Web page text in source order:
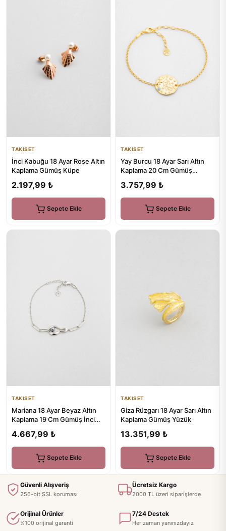
TAKISET
İnci Kabuğu 18 Ayar Rose Altın
Kaplama Gümüş Küpe
2.197,99 ₺
Sepete Ekle
TAKISET
Yay Burcu 18 Ayar Sarı Altın
Kaplama 20 Cm Gümüş
3.757,99 ₺
Sepete Ekle
TAKISET
Mariana 18 Ayar Beyaz Altın
Kaplama 19 Cm Gümüş İnci
4.667,99 ₺
Sepete Ekle
TAKISET
Giza Rüzgarı 18 Ayar Sarı Altın
Kaplama Gümüş Yüzük
13.351,99 ₺
Sepete Ekle
Güvenli Alışveriş
256-bit SSL koruması
Ücretsiz Kargo
2000 TL üzeri siparişlerde
Orijinal Ürünler
%100 orijinal garanti
7/24 Destek
Her zaman yanınızdayız